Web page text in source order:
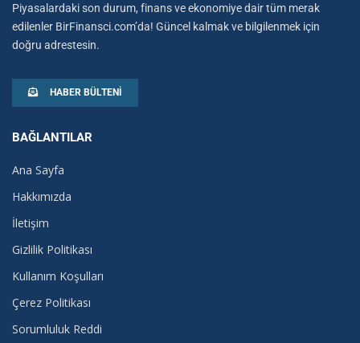
Piyasalardaki son durum, finans ve ekonomiye dair tüm merak
edilenler BirFinansci.com’da! Güncel kalmak ve bilgilenmek için
doğru adrestesin.
HABER BÜLTENI
BAĞLANTILAR
Ana Sayfa
Hakkımızda
İletişim
Gizlilik Politikası
Kullanım Koşulları
Çerez Politikası
Sorumluluk Reddi